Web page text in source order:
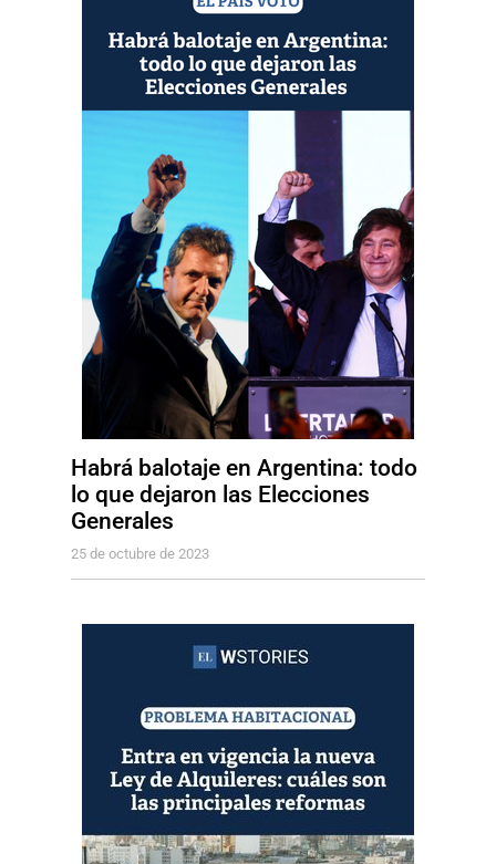
Habrá balotaje en Argentina: todo
lo que dejaron las Elecciones
Generales
25 de octubre de 2023